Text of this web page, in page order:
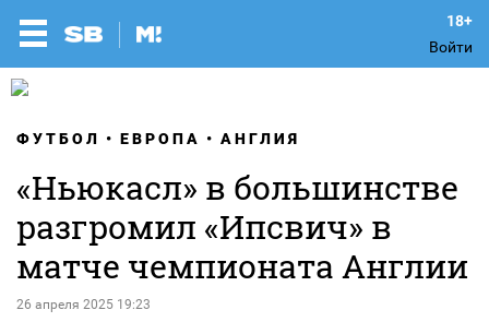
Войти
ФУТБОЛ ЕВРОПА АНГЛИЯ
«Ньюкасл» в большинстве
разгромил «Ипсвич» в
матче чемпионата Англии
26 апреля 2025 19:23